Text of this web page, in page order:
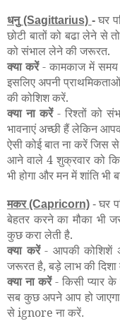
धनु (Sagittarius) - घर
छोटी बातों को बढा लेने से
को संभाल लेने की जरूरत.
क्या करें- कामकाज में समय
इसलिए अपनी
की कोशिश करें.
क्या ना करें- रिश्तों को
भावनाएं अच्छी हैं लेकिन
ऐसी कोई बात ना करें जिस
आने वाले 4 शुक्रवार को
भी होगा और मन में शांति भी
मकर(Capricorn) - घर
बेहतर करने का मौका भी
कुछ करा लेती है.
क्या करें- आपकी कोशिशें
जरूरत है, बड़े लाभ की दिशा
क्या ना करें- किसी प्यार के
सब कुछ अपने आप हो जाएगा
से ignore ना करें.